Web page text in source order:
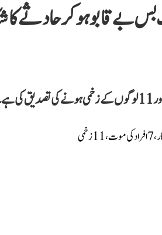
’چمبا ڈسٹرکٹ ڈیزاسٹر مینجمنٹ اتھارٹی‘ نے 7 افراد کی موت اور 11 لوگوں کے